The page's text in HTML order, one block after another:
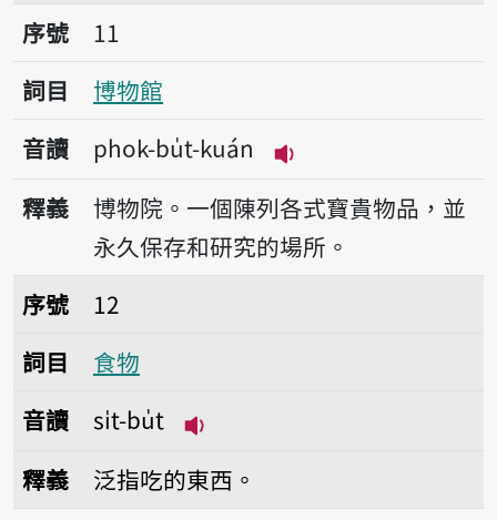
序號11博物館
序號
11
詞目
博物館
音讀
phok-bu̍t-kuán
播放音讀phok-bu̍t-
釋義
博物院。一個陳列各式寶貴物品，並
永久保存和研究的場所。
序號12食物
序號
12
詞目
食物
音讀
si̍t-bu̍t
釋義
泛指吃的東西。